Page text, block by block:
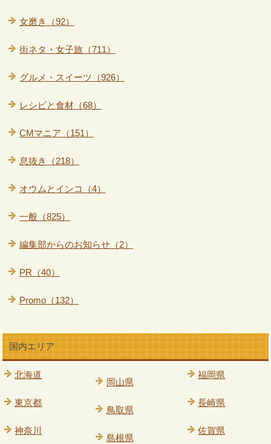
女磨き（92）
街ネタ・女子旅（711）
グルメ・スイーツ（926）
レシピと食材（68）
CMマニア（151）
息抜き（218）
オウムとインコ（4）
一般（825）
編集部からのお知らせ（2）
PR（40）
Promo（132）
国内エリア
北海道
東京都
神奈川
岡山県
鳥取県
島根県
福岡県
長崎県
佐賀県